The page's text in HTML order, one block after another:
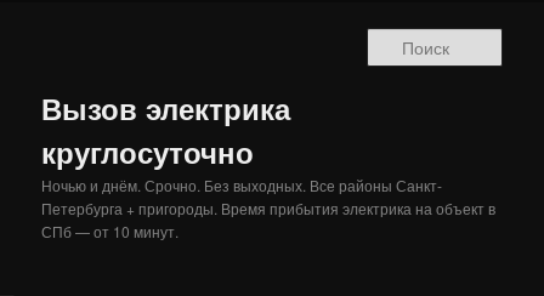
Вызов электрика
круглосуточно
Ночью и днём. Срочно. Без выходных. Все районы Санкт-
Петербурга + пригороды. Время прибытия электрика на объект в
СПб — от 10 минут.